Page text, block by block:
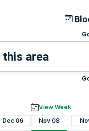
area
Dec 06
View Week
Nov 08